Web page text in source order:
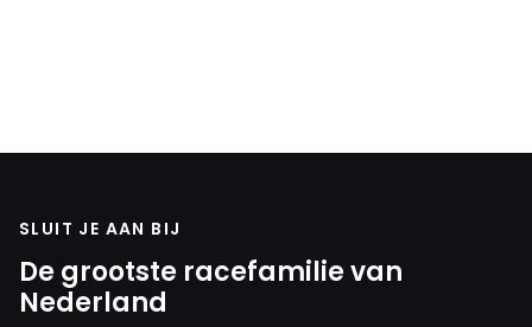
SLUIT JE AAN BIJ
De grootste racefamilie van
Nederland